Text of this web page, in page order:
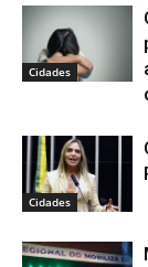
Cidades
Cidades